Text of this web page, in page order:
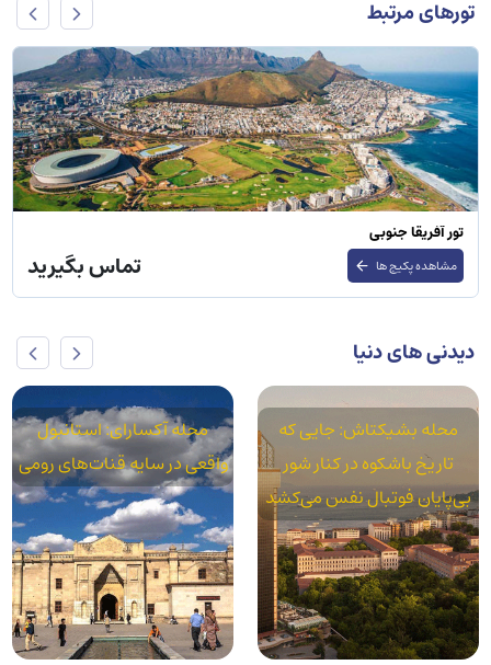
تورهای مرتبط
تور آفریقا جنوبی
مشاهده پکیج ها تماس بگیرید
دیدنی های دنیا
محله بشیکتاش: جایی که
تاریخ باشکوه در کنار شور
بی‌پایان فوتبال نفس می‌کشد
محله آکسارای: استانبول
واقعی در سایه قنات‌های رومی